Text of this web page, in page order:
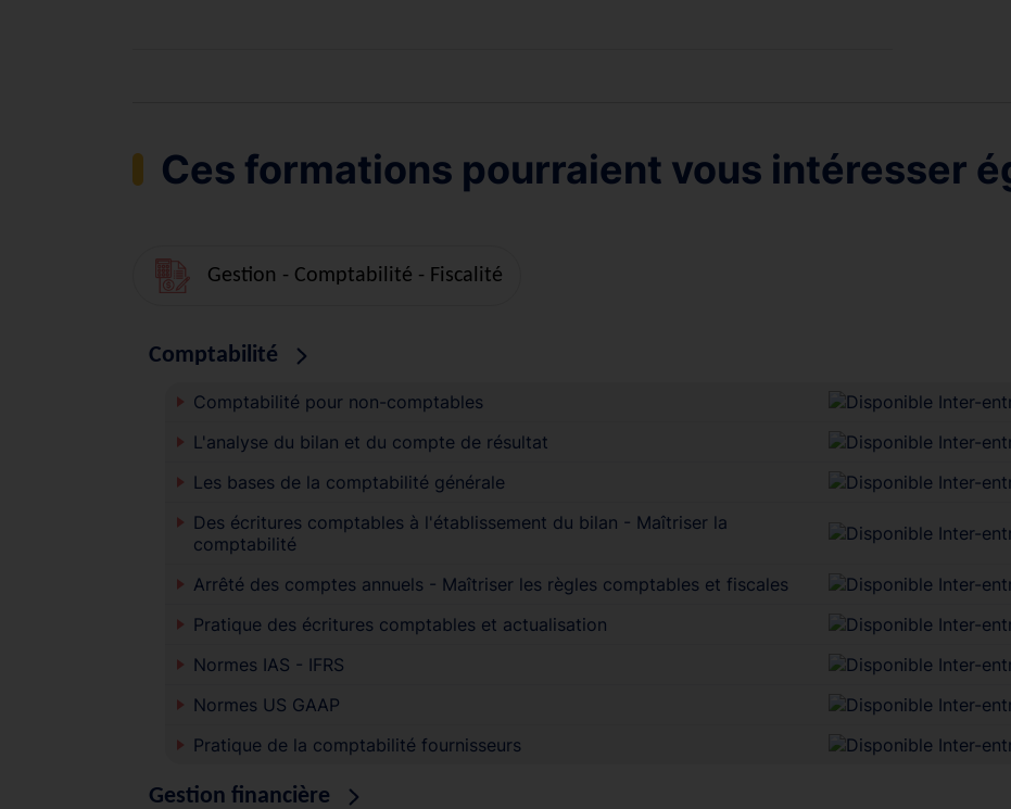
Ces formations pourraient vous intéresser
Gestion - Comptabilité - Fiscalité
Comptabilité
Comptabilité pour non-comptables
L'analyse du bilan et du compte de résultat
Les bases de la comptabilité générale
Des écritures comptables à l'établissement du bilan - Maîtriser la
comptabilité
Arrêté des comptes annuels - Maîtriser les règles comptables et fiscales
Pratique des écritures comptables et actualisation
Normes IAS - IFRS
Normes US GAAP
Pratique de la comptabilité fournisseurs
Gestion financière